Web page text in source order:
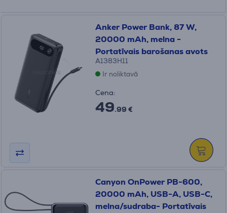
Anker Power Bank, 87 W,
20000 mAh, melna -
Portatīvais barošanas avots
A1383H11
Ir noliktavā
Cena:
49.99 €
Canyon OnPower PB-600,
20000 mAh, USB-A, USB-C,
melna/sudraba- Portatīvais